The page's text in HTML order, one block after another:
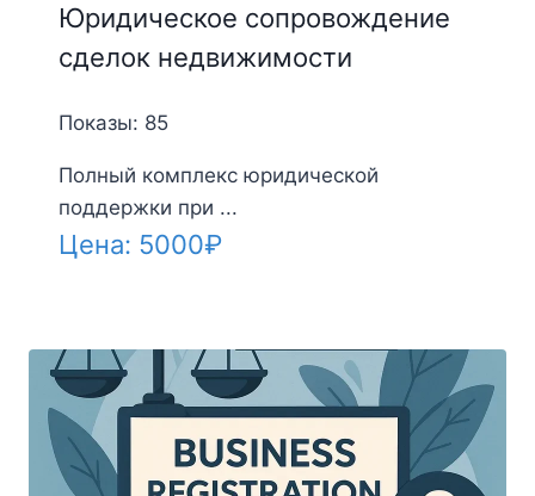
Юридическое сопровождение
сделок недвижимости
Показы: 85
Полный комплекс юридической
поддержки при ...
Цена: 5000₽